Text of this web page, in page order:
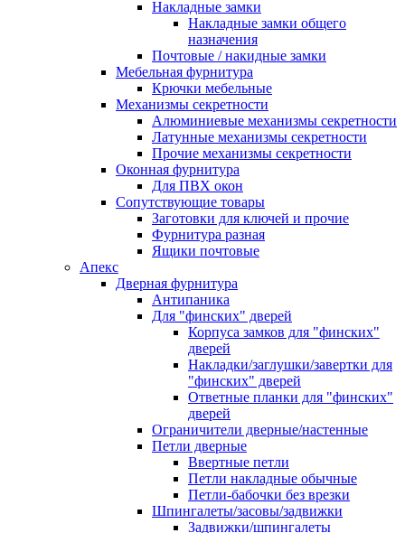
Накладные замки
Накладные замки общего
назначения
Почтовые / накидные замки
Мебельная фурнитура
Крючки мебельные
Механизмы секретности
Алюминиевые механизмы секретности
Латунные механизмы секретности
Прочие механизмы секретности
Оконная фурнитура
Для ПВХ окон
Сопутствующие товары
Заготовки для ключей и прочие
Фурнитура разная
Ящики почтовые
Апекс
Дверная фурнитура
Антипаника
Для "финских" дверей
Корпуса замков для "финских"
дверей
Накладки/заглушки/завертки для
"финских" дверей
Ответные планки для "финских"
дверей
Ограничители дверные/настенные
Петли дверные
Ввертные петли
Петли накладные обычные
Петли-бабочки без врезки
Шпингалеты/засовы/задвижки
Задвижки/шпингалеты